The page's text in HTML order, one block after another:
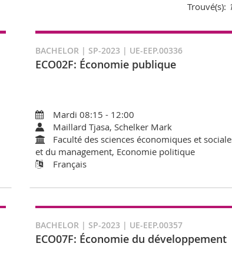
Trouvé(s):
BACHELOR | SP-2023 | UE-EEP.00336
ECO02F: Économie publique
Mardi 08:15 - 12:00
Maillard Tjasa, Schelker Mark
Faculté des sciences économiques et
et du management, Economie politique
Français
BACHELOR | SP-2023 | UE-EEP.00357
ECO07F: Économie du développement